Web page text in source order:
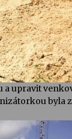
a upravit
byla